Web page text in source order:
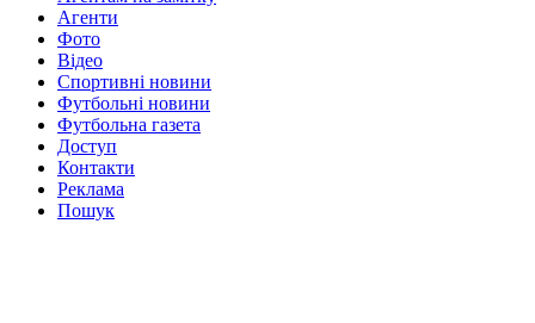
Агенти
Фото
Відео
Спортивні новини
Футбольні новини
Футбольна газета
Доступ
Контакти
Реклама
Пошук